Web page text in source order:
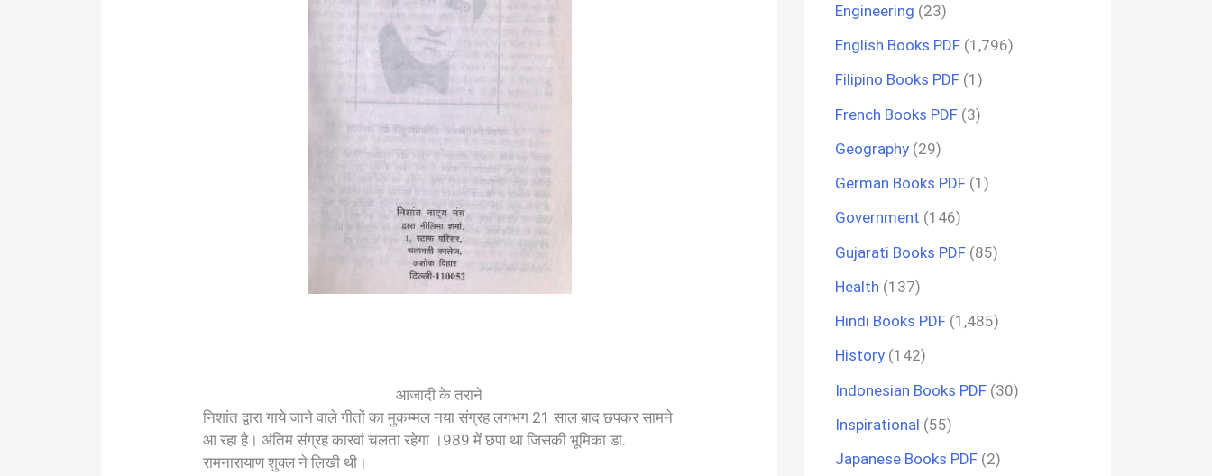
आजादी के तराने
निशांत द्वारा गाये जाने वाले गीतों का मुकम्मल नया संग्रह लगभग 21 साल बाद छपकर सामने
आ रहा है। अंतिम संग्रह कारवां चलता रहेगा ।989 में छपा था जिसकी भूमिका डा.
रामनारायाण शुक्ल ने लिखी थी।
Engineering (23)
English Books PDF (1,796)
Filipino Books PDF (1)
French Books PDF (3)
Geography (29)
German Books PDF (1)
Government (146)
Gujarati Books PDF (85)
Health (137)
Hindi Books PDF (1,485)
History (142)
Indonesian Books PDF (30)
Inspirational (55)
Japanese Books PDF (2)